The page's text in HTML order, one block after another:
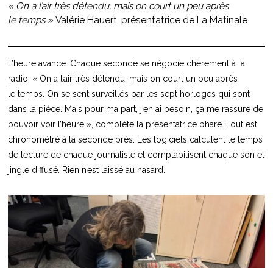
« On a l’air très détendu, mais on court un peu après
le temps »Valérie Hauert, présentatrice de La Matinale
L’heure avance. Chaque seconde se négocie chèrement à la
radio. « On a l’air très détendu, mais on court un peu après
le temps. On se sent surveillés par les sept horloges qui sont
dans la pièce. Mais pour ma part, j’en ai besoin, ça me rassure de
pouvoir voir l’heure », complète la présentatrice phare. Tout est
chronométré à la seconde près. Les logiciels calculent le temps
de lecture de chaque journaliste et comptabilisent chaque son et
jingle diffusé. Rien n’est laissé au hasard.